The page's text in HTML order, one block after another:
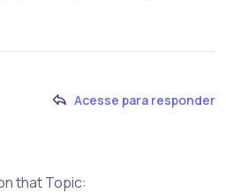
Acesse para responder
that Topic: